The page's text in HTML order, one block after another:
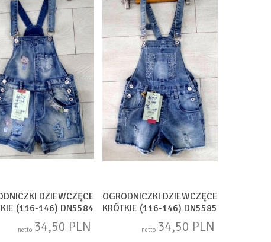
DZIEWCZĘCE
(116-146) DN5584
netto 34,50 PLN
OGRODNICZKI DZIEWCZĘCE
KRÓTKIE (116-146) DN5585
netto 34,50 PLN